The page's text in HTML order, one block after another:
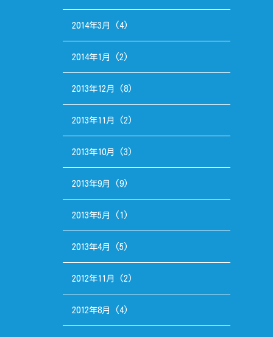
2014年3月 (4)
2014年1月 (2)
2013年12月 (8)
2013年11月 (2)
2013年10月 (3)
2013年9月 (9)
2013年5月 (1)
2013年4月 (5)
2012年11月 (2)
2012年8月 (4)